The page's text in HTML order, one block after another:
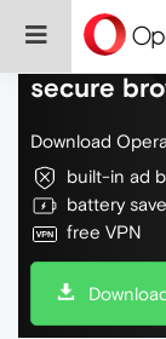
Do more
secure
Download
built-in ad
battery
free VPN